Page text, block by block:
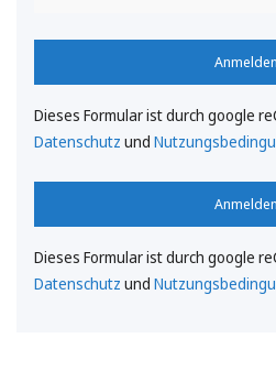
Anmelden
Dieses Formular ist durch google
Datenschutz und
Anmelden
Dieses Formular ist durch google
Datenschutz und